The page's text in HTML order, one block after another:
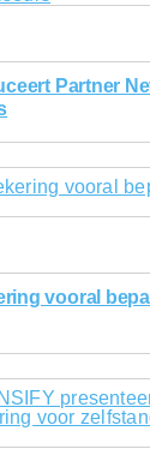
Partner
vooral